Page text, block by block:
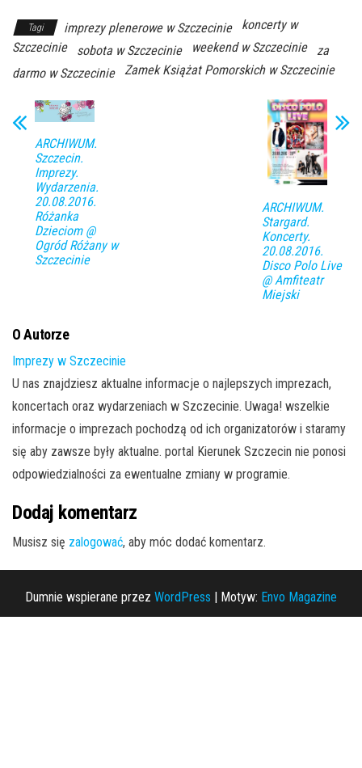
Tagi imprezy plenerowe w Szczecinie
koncerty w
Szczecinie
sobota w Szczecinie weekend w Szczecinie
za
darmo w Szczecinie
Zamek Książat Pomorskich w Szczecinie
ARCHIWUM.
Szczecin.
Imprezy.
Wydarzenia.
20.08.2016.
Różanka
Dzieciom @
Ogród Różany w
Szczecinie
ARCHIWUM.
Stargard.
Koncerty.
20.08.2016.
Disco Polo Live
@ Amfiteatr
Miejski
O Autorze
Imprezy w Szczecinie
U nas znajdziesz aktualne informacje o najlepszych imprezach,
koncertach oraz wydarzeniach w Szczecinie. Uwaga! wszelkie
informacje o imprezach pochodzą od ich organizatorów i staramy
się aby zawsze były aktualne. portal Kierunek Szczecin nie ponosi
odpowiedzialności za ewentualne zmiany w programie.
Dodaj komentarz
Musisz się zalogować, aby móc dodać komentarz.
Dumnie wspierane przez WordPress | Motyw: Envo Magazine